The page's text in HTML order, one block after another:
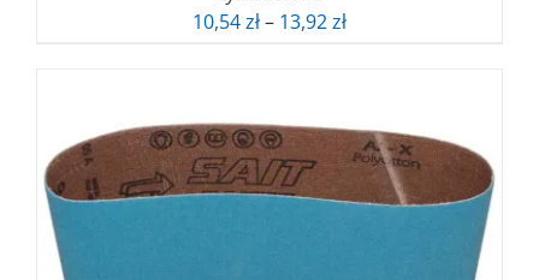
10,54zł– 13,92złZakres
do
13,92 zł